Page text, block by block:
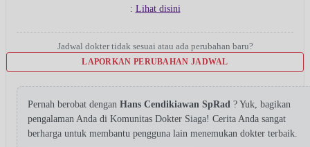
: Lihat disini
Jadwal dokter tidak sesuai atau ada perubahan baru?
LAPORKAN PERUBAHAN JADWAL
Pernah berobat dengan Hans Cendikiawan SpRad ? Yuk, bagikan
pengalaman Anda di Komunitas Dokter Siaga! Cerita Anda sangat
berharga untuk membantu pengguna lain menemukan dokter terbaik.